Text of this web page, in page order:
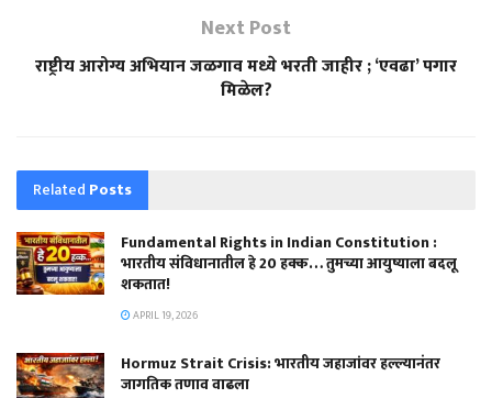
Next Post
राष्ट्रीय आरोग्य अभियान जळगाव मध्ये भरती जाहीर ; ‘एवढा’ पगार
मिळेल?
Related Posts
Fundamental Rights in Indian Constitution :
भारतीय संविधानातील हे 20 हक्क… तुमच्या आयुष्याला बदलू
शकतात!
APRIL 19, 2026
Hormuz Strait Crisis: भारतीय जहाजांवर हल्ल्यानंतर
जागतिक तणाव वाढला